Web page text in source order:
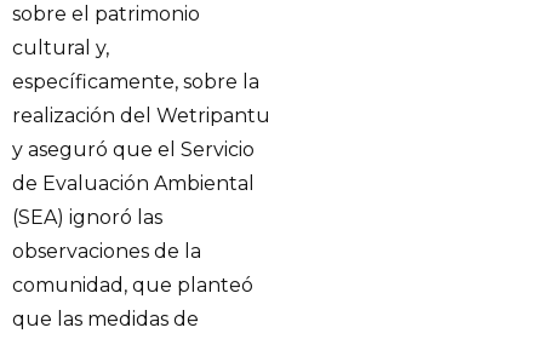
sobre el patrimonio
cultural y,
específicamente, sobre la
realización del Wetripantu
y aseguró que el Servicio
de Evaluación Ambiental
(SEA) ignoró las
observaciones de la
comunidad, que planteó
que las medidas de